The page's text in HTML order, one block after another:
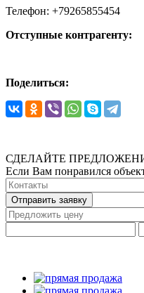
Телефон: +79265855454
Отступные контрагенту:
Поделиться:
СДЕЛАЙТЕ
Если Вам понравился
Отправить заявку